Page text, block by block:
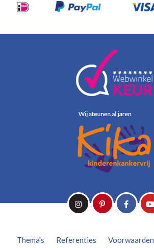
Thema's Referenties Voorwaarden